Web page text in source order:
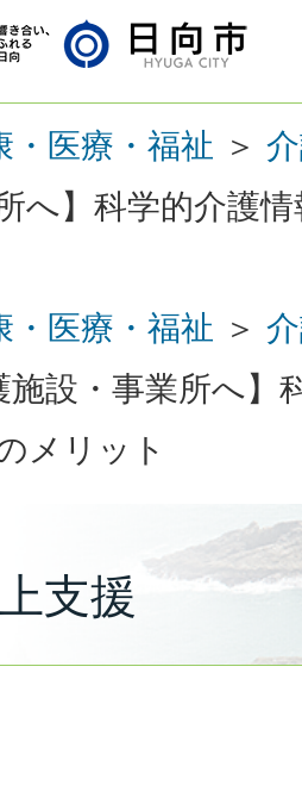
・医療・福祉 ＞
へ】科学的介護
・医療・福祉 ＞
施設・事業所へ
メリット
支援